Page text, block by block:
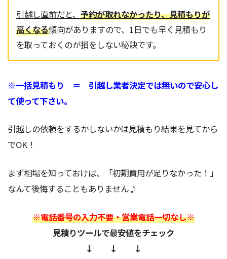
引越し直前だと、 予約が取れなかったり、見積もりが
高くなる傾向がありますので、1日でも早く見積もり
を取っておくのが損をしない秘訣です。
※一括見積もり ＝ 引越し業者決定では無いので安心し
て使って下さい。
引越しの依頼をするかしないかは見積もり結果を見てから
でOK！
まず相場を知っておけば、「初期費用が足りなかった！」
なんて後悔することもありません♪
※電話番号の入力不要・営業電話一切なし※
見積りツールで最安値をチェック
↓ ↓ ↓